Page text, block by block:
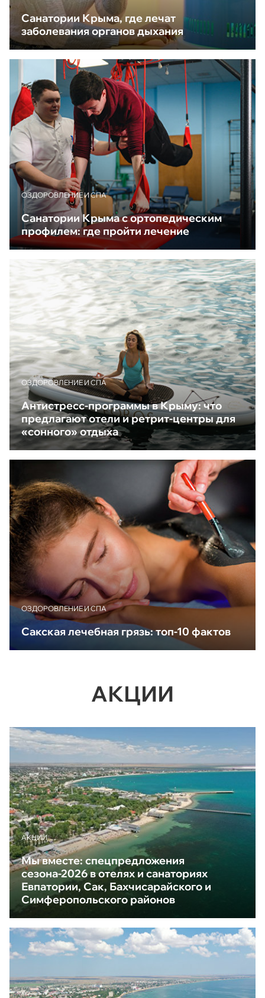
Санатории Крыма, где лечат
заболевания органов дыхания
ОЗДОРОВЛЕНИЕ И СПА
Санатории Крыма с ортопедическим
профилем: где пройти лечение
ОЗДОРОВЛЕНИЕ И СПА
Антистресс-программы в Крыму: что
предлагают отели и ретрит-центры для
«сонного» отдыха
ОЗДОРОВЛЕНИЕ И СПА
Сакская лечебная грязь: топ-10 фактов
АКЦИИ
АКЦИИ
Мы вместе: спецпредложения
сезона-2026 в отелях и санаториях
Евпатории, Сак, Бахчисарайского и
Симферопольского районов